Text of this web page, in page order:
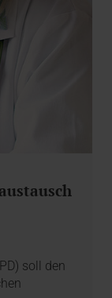
soll den